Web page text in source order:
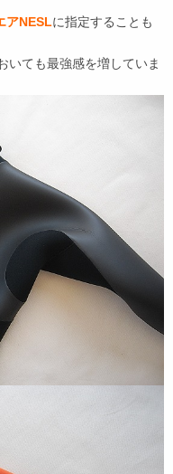
アNESLに指定することも
いても最強感を増していま